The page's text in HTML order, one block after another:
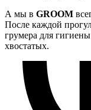
А мы в GROOM
После каждой
грумера для
хвостатых.